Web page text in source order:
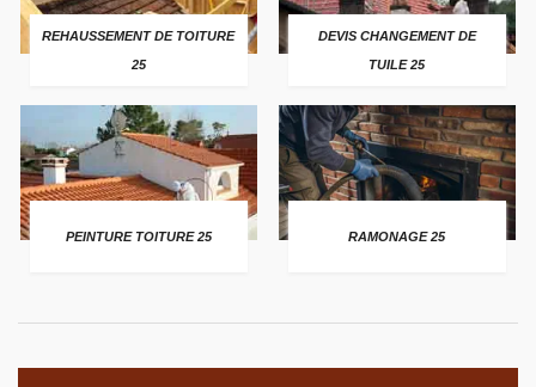
REHAUSSEMENT DE TOITURE
25
DEVIS CHANGEMENT DE
TUILE 25
PEINTURE TOITURE 25 RAMONAGE 25